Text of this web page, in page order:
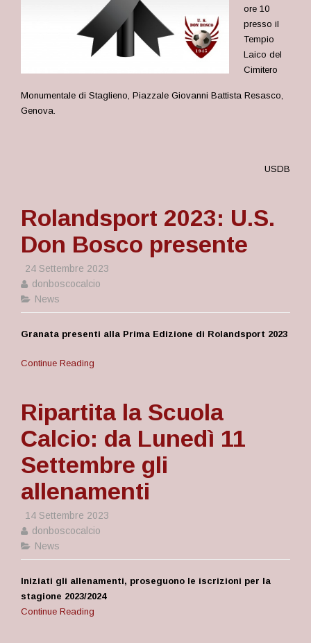
ore 10
presso il
Tempio
Laico del
Cimitero
Monumentale di Staglieno, Piazzale Giovanni Battista Resasco,
Genova.
USDB
Rolandsport 2023: U.S.
Don Bosco presente
24 Settembre 2023
donboscocalcio
News
Granata presenti alla Prima Edizione di Rolandsport 2023
Continue Reading
Ripartita la Scuola
Calcio: da Lunedì 11
Settembre gli
allenamenti
14 Settembre 2023
donboscocalcio
News
Iniziati gli allenamenti, proseguono le iscrizioni per la
stagione 2023/2024
Continue Reading